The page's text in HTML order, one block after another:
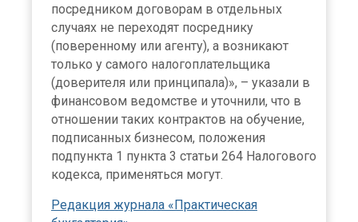
посредником договорам в отдельных
случаях не переходят посреднику
(поверенному или агенту), а возникают
только у самого налогоплательщика
(доверителя или принципала)», – указали в
финансовом ведомстве и уточнили, что в
отношении таких контрактов на обучение,
подписанных бизнесом, положения
подпункта 1 пункта 3 статьи 264 Налогового
кодекса, применяться могут.
Редакция журнала «Практическая